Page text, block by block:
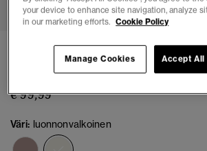
Vakosamettikauluksinen Barn-
(2)
€ 99,99
Väri: luonnonvalkoinen
your device to enhance site navigation, analyze
in our marketing efforts. Cookie Policy
Accept All
Manage Cookies